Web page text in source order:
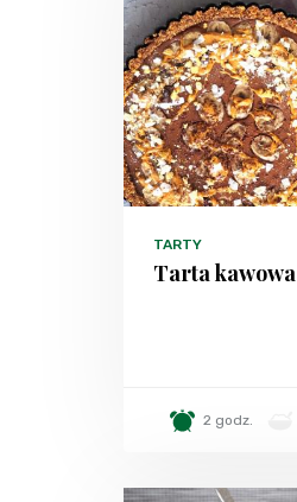
TARTY
Tarta kawowa
2 godz.